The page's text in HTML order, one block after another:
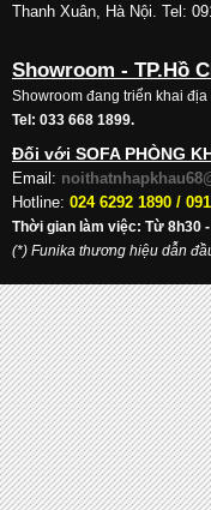
Thanh Xuân, Hà Nội. Tel:
Showroom - TP.Hồ
Showroom đang triển khai địa
Tel: 033 668 1899.
Đối với SOFA PHÒNG
Email:
Hotline: 024 6292 1890 /
Thời gian làm việc: Từ 8h30
(*) Funika thương hiệu dẫn